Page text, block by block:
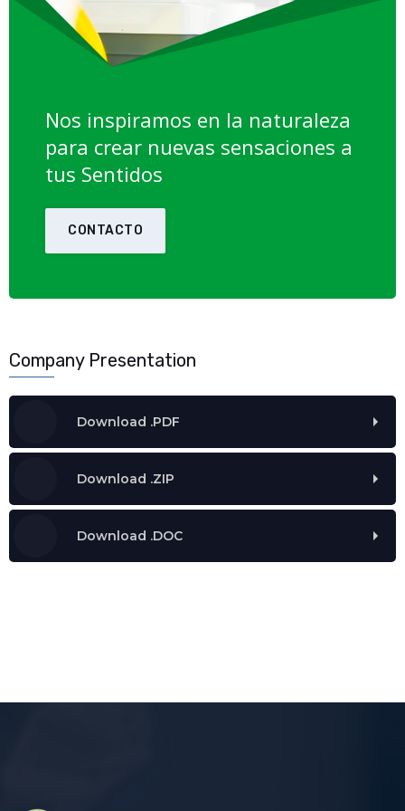
Nos inspiramos en la naturaleza
para crear nuevas sensaciones a
tus Sentidos
CONTACTO
Company Presentation
Download .PDF
Download .ZIP
Download .DOC